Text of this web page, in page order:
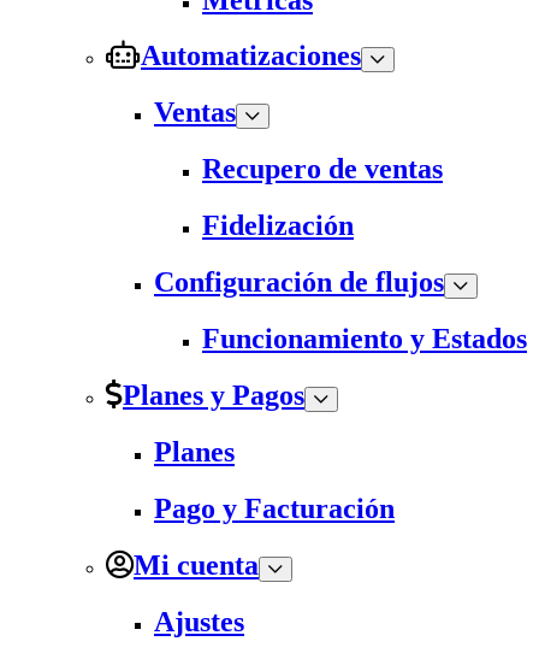
Automatizaciones
Ventas
Recupero de ventas
Fidelización
Configuración de flujos
Funcionamiento y Estados
Planes y Pagos
Planes
Pago y Facturación
Mi cuenta
Ajustes